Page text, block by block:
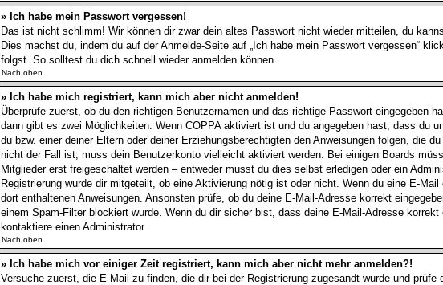
» Ich habe mein Passwort vergessen!
Das ist nicht schlimm! Wir können dir zwar dein altes Passwort nicht wieder mitteilen, du
Dies machst du, indem du auf der Anmelde-Seite auf „Ich habe mein Passwort vergessen“
folgst. So solltest du dich schnell wieder anmelden können.
Nach oben
» Ich habe mich registriert, kann mich aber nicht anmelden!
Überprüfe zuerst, ob du den richtigen Benutzernamen und das richtige Passwort eingegeben
dann gibt es zwei Möglichkeiten. Wenn COPPAaktiviert ist und du angegeben hast, dass du
du bzw. einer deiner Eltern oder deiner Erziehungsberechtigten den Anweisungen folgen, die
nicht der Fall ist, muss dein Benutzerkonto vielleicht aktiviert werden. Bei einigen Boards
Mitglieder erst freigeschaltet werden – entweder musst du dies selbst erledigen oder ein
Registrierung wurde dir mitgeteilt, ob eine Aktivierung nötig ist oder nicht. Wenn du eine E-
dort enthaltenen Anweisungen. Ansonsten prüfe, ob du deine E-Mail-Adresse korrekt
einem Spam-Filter blockiert wurde. Wenn du dir sicher bist, dass deine E-Mail-Adresse korrekt
kontaktiere einen Administrator.
Nach oben
» Ich habe mich vor einiger Zeit registriert, kann mich aber nicht mehr anmelden?!
Versuche zuerst, die E-Mail zu finden, die dir bei der Registrierung zugesandt wurde und prüfe